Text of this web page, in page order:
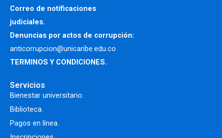
Correo de notificaciones
judiciales.
Denuncias por actos de corrupción:
anticorrupcion@unicaribe.edu.co
TERMINOS Y CONDICIONES.
Servicios
Bienestar universitario.
Biblioteca.
Pagos en línea.